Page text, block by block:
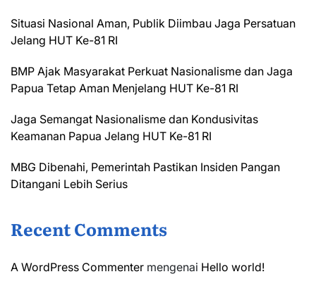
Situasi Nasional Aman, Publik Diimbau Jaga Persatuan
Jelang HUT Ke-81 RI
BMP Ajak Masyarakat Perkuat Nasionalisme dan Jaga
Papua Tetap Aman Menjelang HUT Ke-81 RI
Jaga Semangat Nasionalisme dan Kondusivitas
Keamanan Papua Jelang HUT Ke-81 RI
MBG Dibenahi, Pemerintah Pastikan Insiden Pangan
Ditangani Lebih Serius
Recent Comments
A WordPress Commenter mengenai Hello world!